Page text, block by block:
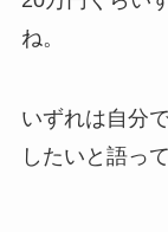
ね。
いずれは自分
したいと語っ